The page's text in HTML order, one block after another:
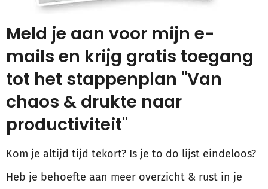
Meld je aan voor mijn e-
mails en krijg gratis toegang
tot het stappenplan "Van
chaos & drukte naar
productiviteit"
Kom je altijd tijd tekort? Is je to do lijst eindeloos?
Heb je behoefte aan meer overzicht & rust in je